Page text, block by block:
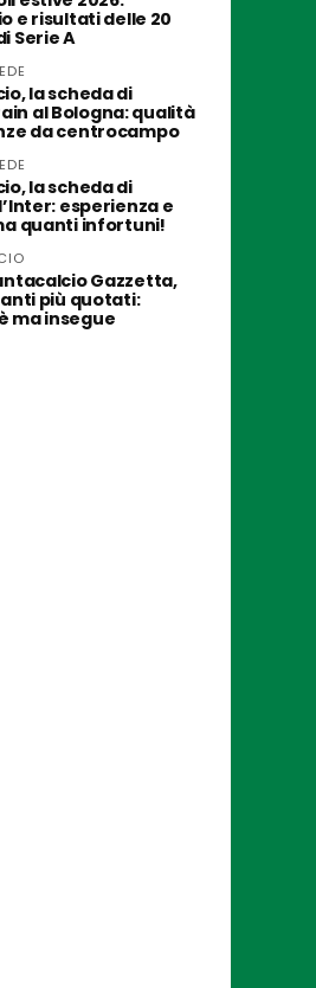
e risultati delle 20
Serie A
la scheda di
al Bologna: qualità
da centrocampo
la scheda di
esperienza e
quanti infortuni!
Gazzetta,
più quotati:
ma insegue